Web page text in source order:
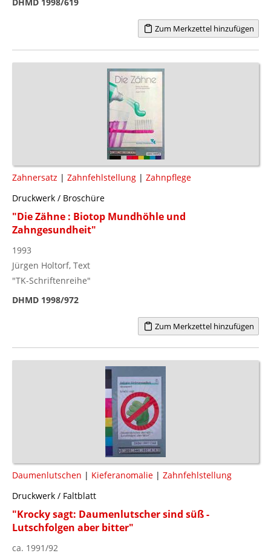
Zum Merkzettel hinzufügen
Zahnersatz | Zahnfehlstellung | Zahnpflege
Druckwerk / Broschüre
"Die Zähne : Biotop Mundhöhle und
Zahngesundheit"
1993
Jürgen Holtorf, Text
"TK-Schriftenreihe"
DHMD 1998/972
Zum Merkzettel hinzufügen
Daumenlutschen | Kieferanomalie | Zahnfehlstellung
Druckwerk / Faltblatt
"Krocky sagt: Daumenlutscher sind süß -
Lutschfolgen aber bitter"
ca. 1991/92